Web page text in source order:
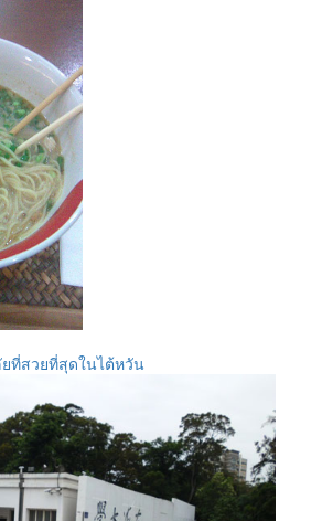
ที่สวยที่สุดในไต้หวัน